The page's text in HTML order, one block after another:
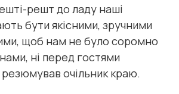
решт до ладу наші
бути якісними, зручними
щоб нам не було соромно
ні перед гостями
резюмував очільник краю.